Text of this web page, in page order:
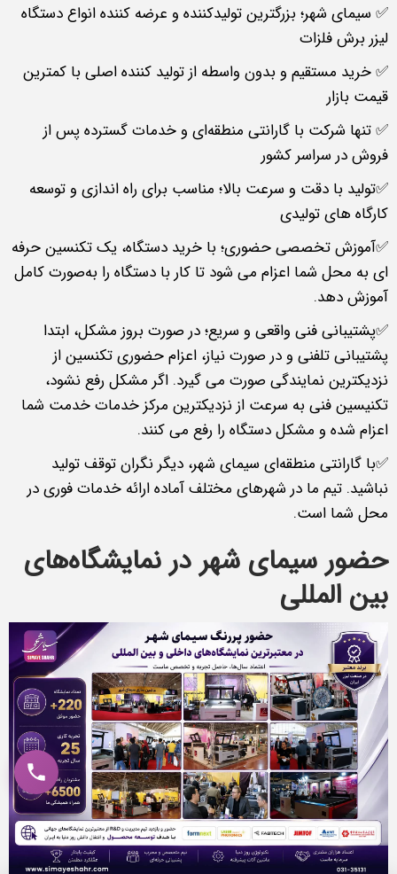
✅ سیمای شهر؛ بزرگترین تولیدکننده و عرضه‌ کننده انواع دستگاه
لیزر برش فلزات
✅ خرید مستقیم و بدون واسطه از تولید کننده اصلی با کمترین
قیمت بازار
✅ تنها شرکت با گارانتی منطقه‌ای و خدمات گسترده پس از
فروش در سراسر کشور
✅تولید با دقت و سرعت بالا؛ مناسب برای راه‌ اندازی و توسعه
کارگاه‌ های تولیدی
✅آموزش تخصصی حضوری؛ با خرید دستگاه، یک تکنسین حرفه‌
ای به محل شما اعزام می‌ شود تا کار با دستگاه را به‌صورت کامل
آموزش دهد.
✅پشتیبانی فنی واقعی و سریع؛ در صورت بروز مشکل، ابتدا
پشتیبانی تلفنی و در صورت نیاز، اعزام حضوری تکنسین از
نزدیکترین نمایندگی صورت می‌ گیرد. اگر مشکل رفع نشود،
تکنیسین فنی به سرعت از نزدیکترین مرکز خدمات خدمت شما
اعزام شده و مشکل دستگاه را رفع می کنند.
✅با گارانتی منطقه‌ای سیمای شهر، دیگر نگران توقف تولید
نباشید. تیم ما در شهرهای مختلف آماده ارائه خدمات فوری در
محل شما است.
حضور سیمای شهر در نمایشگاه‌های
بین المللی